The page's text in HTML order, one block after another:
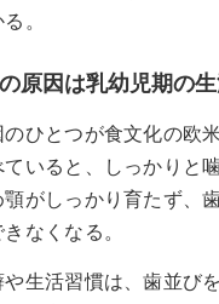
。
原因は乳幼児期の
ひとつが食文化の欧
いると、しっかりと
がしっかり育たず、
なくなる。
生活習慣は、歯並び